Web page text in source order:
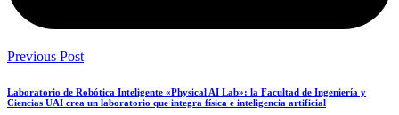
Previous Post
Laboratorio de Robótica Inteligente «Physical AI Lab»: la Facultad de Ingeniería y
Ciencias UAI crea un laboratorio que integra física e inteligencia artificial